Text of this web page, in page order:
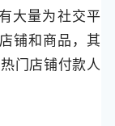
大量为社交平
铺和商品，其
门店铺付款人